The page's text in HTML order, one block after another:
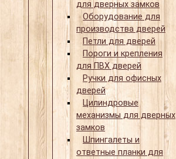
для дверных замков
Оборудование для
производства дверей
Петли для дверей
Пороги и крепления
для ПВХ дверей
Ручки для офисных
дверей
Цилиндровые
механизмы для дверных
замков
Шпингалеты и
ответные планки для